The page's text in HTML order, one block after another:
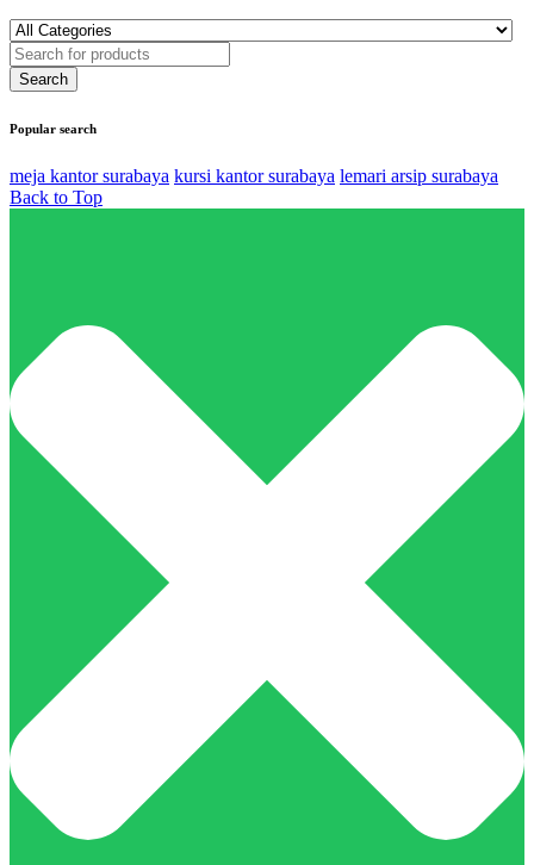
Popular search
meja kantor surabaya kursi kantor surabaya lemari arsip surabaya
Back to Top